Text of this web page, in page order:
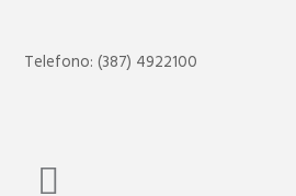
Telefono: (387) 4922100